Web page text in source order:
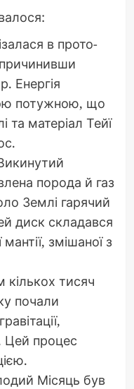
в прото-
Енергія
потужною, що
та матеріал Тейї
порода й газ
Землі гарячий
диск складався
змішаної з
тисяч
почали
процес
Місяць був